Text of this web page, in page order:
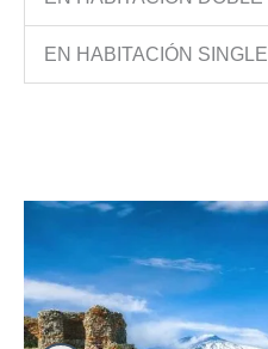
EN HABITACIÓN SINGLE